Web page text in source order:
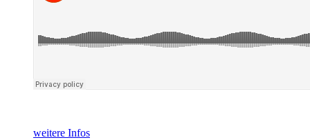
weitere Infos